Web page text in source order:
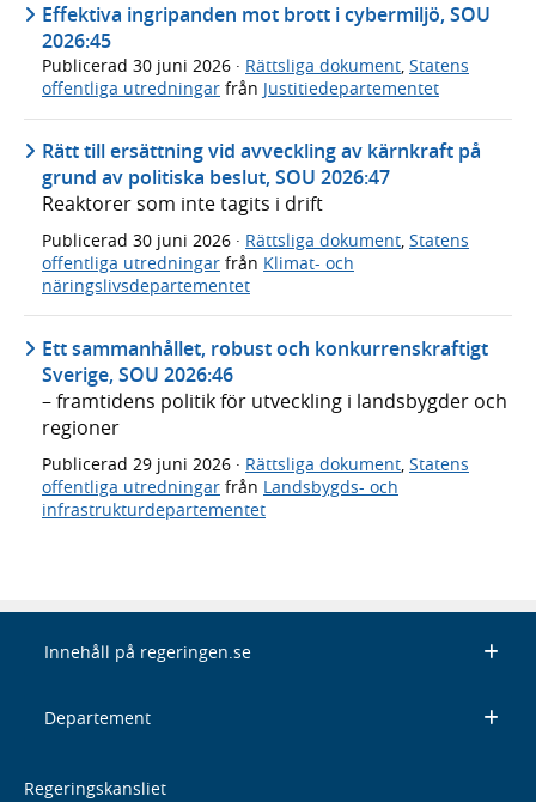
Effektiva ingripanden mot brott i cybermiljö, SOU
2026:45
Publicerad 30 juni 2026 · Rättsliga dokument, Statens
offentliga utredningar från Justitiedepartementet
Rätt till ersättning vid avveckling av kärnkraft på
grund av politiska beslut, SOU 2026:47
Reaktorer som inte tagits i drift
Publicerad 30 juni 2026 · Rättsliga dokument, Statens
offentliga utredningar från Klimat- och
näringslivsdepartementet
Ett sammanhållet, robust och konkurrenskraftigt
Sverige, SOU 2026:46
– framtidens politik för utveckling i landsbygder och
regioner
Publicerad 29 juni 2026 · Rättsliga dokument Statens
offentliga utredningar från Landsbygds- och
infrastrukturdepartementet
Innehåll på regeringen.se
Departement
Regeringskansliet